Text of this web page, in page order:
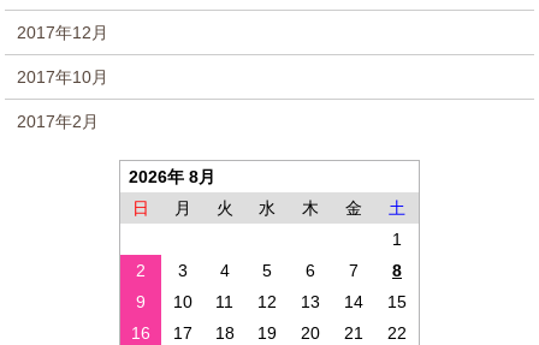
2017年12月
2017年10月
2017年2月
2026年 8月
日
月 火 水 木 金
土
1
2
3 4 5 6 7
8
9
10 11 12 13 14
15
16
17 18 19 20 21
22